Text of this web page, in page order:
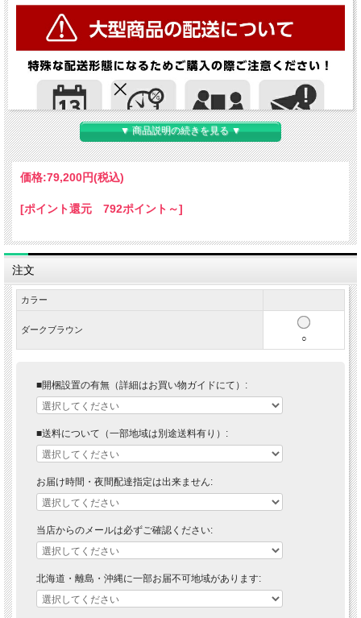
▼ 商品説明の続きを見る ▼
価格:79,200円(税込)
[ポイント還元 792ポイント～]
注文
カラー
ダークブラウン
○
■開梱設置の有無（詳細はお買い物ガイドにて）:
■送料について（一部地域は別途送料有り）:
お届け時間・夜間配達指定は出来ません:
当店からのメールは必ずご確認ください:
北海道・離島・沖縄に一部お届不可地域があります: